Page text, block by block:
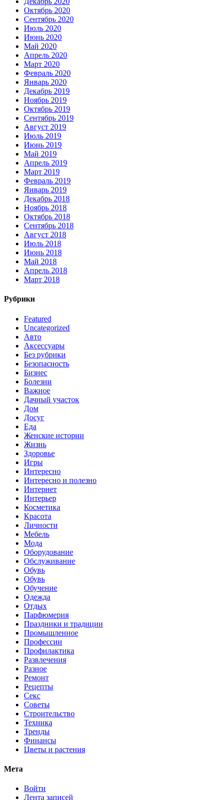
Октябрь 2020
Сентябрь 2020
Июль 2020
Июнь 2020
Май 2020
Апрель 2020
Март 2020
Февраль 2020
Январь 2020
Декабрь 2019
Ноябрь 2019
Октябрь 2019
Сентябрь 2019
Август 2019
Июль 2019
Июнь 2019
Май 2019
Апрель 2019
Март 2019
Февраль 2019
Январь 2019
Декабрь 2018
Ноябрь 2018
Октябрь 2018
Сентябрь 2018
Август 2018
Июль 2018
Июнь 2018
Май 2018
Апрель 2018
Март 2018
Рубрики
Featured
Uncategorized
Авто
Аксессуары
Без рубрики
Безопасность
Бизнес
Болезни
Важное
Дачный участок
Дом
Досуг
Еда
Женские истории
Жизнь
Здоровье
Игры
Интересно
Интересно и полезно
Интернет
Интерьер
Косметика
Красота
Личности
Мебель
Мода
Оборудование
Обслуживание
Обувь
Обувь
Обучение
Одежда
Отдых
Парфюмерия
Праздники и традиции
Промышленное
Профессии
Профилактика
Развлечения
Разное
Ремонт
Рецепты
Секс
Советы
Строительство
Техника
Тренды
Финансы
Цветы и растения
Мета
Войти
Лента записей